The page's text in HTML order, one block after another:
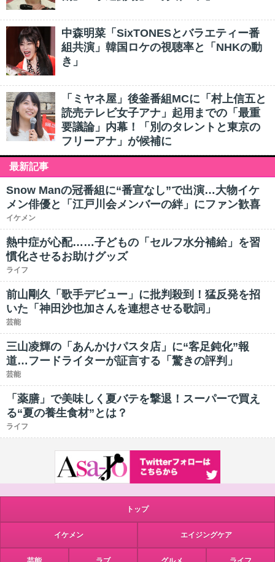
中森明菜「SixTONESとバラエティー番
組共演」韓国ロケの視聴率と「NHKの動
き」
「ミヤネ屋」後釜番組MCに「村上信五と
読売テレビ女子アナ」起用までの「最重
要議論」内幕！「別のタレントと東京の
フリーアナ」が候補に
最新記事
Snow Manの冠番組に“番宣なし”で出演…大物イケ
メン俳優と「江戸川会メンバーの絆」にファン歓喜
イケメン
熱中症が心配……子どもの「セルフ水分補給」を習
慣化させるお助けグッズ
ライフ
前山剛久「歌手デビュー」に批判殺到！猛反発を招
いた「神田沙也加さんを連想させる歌詞」
芸能
三山凌輝の「あんかけパスタ店」に“客足鈍化”報
道…フードライターが証言する「驚きの評判」
芸能
「薬膳」で美味しく夏バテを撃退！スーパーで買え
る“夏の養生食材”とは？
ライフ
トップ
イケメン エイジングケア